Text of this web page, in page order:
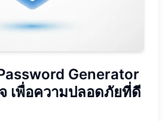
Generator
เพื่อความปลอดภัยที่ดี